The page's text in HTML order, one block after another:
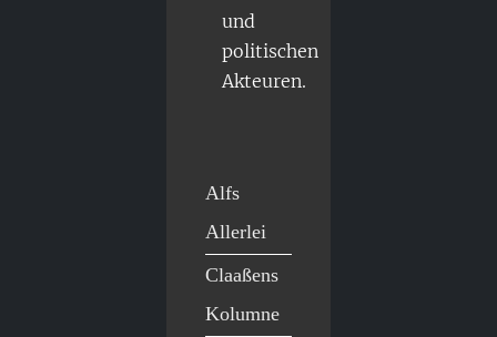
und
politischen
Akteuren.
Alfs
Allerlei
Claaßens
Kolumne